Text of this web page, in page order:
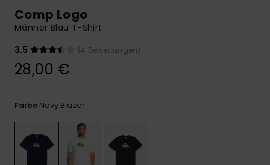
die häufigsten
Fragen sowie
Comp Logo
Männer Blau T-Shirt
3.5
(4 Bewertungen)
28,00 €
Farbe Navy Blazer